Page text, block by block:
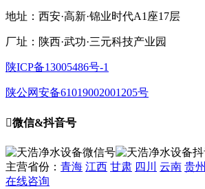
地址：西安·高新·锦业时代A1座17层
厂址：陕西·武功·三元科技产业园
陕ICP备13005486号-1
陕公网安备61019002001205号
微信&抖音号
主营省份： 青海 江西 甘肃 四川 云南 贵州
在线咨询